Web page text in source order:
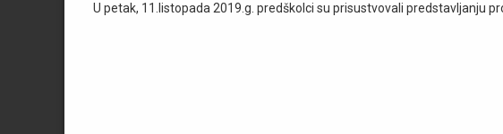
U petak, 11.listopada 2019.g. predškolci su prisustvovali predstavljanju